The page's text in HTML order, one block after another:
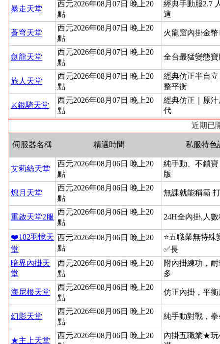
暴走天堂
西元2026年08月07日 晚上20
點
經典手動服2.7
這
蒼穹天堂
西元2026年08月07日 晚上20
點
火龍窟內掛金
劍龍天堂
西元2026年08月07日 晚上20
點
全台最猛變態寶
旅人天堂
西元2026年08月07日 晚上20
點
經典仿正半自
整平衡
⚔️銀騎天堂
西元2026年08月07日 晚上20
點
經典仿正｜原
代
近期已
伺服器名稱 精選時間 私服特色
艾莉絲天堂
西元2026年08月06日 晚上20
點
純手動、不鎖
版
熄月天堂
西元2026年08月06日 晚上20
點
無課就能稱霸
重啟天堂2服
西元2026年08月06日 晚上20
點
24H全內掛,人
❤️182羽憶天
堂
西元2026年08月06日 晚上20
點
⭐️五職業無特殊
✅長
暗界內掛天
堂
西元2026年08月06日 晚上20
點
附內掛練功，
多
海尼根天堂
西元2026年08月06日 晚上20
點
仿正內掛，平
幻影天堂
西元2026年08月06日 晚上20
點
純手動對戰，
★主上天堂
西元2026年08月06日 晚上20
內掛五職業★玩